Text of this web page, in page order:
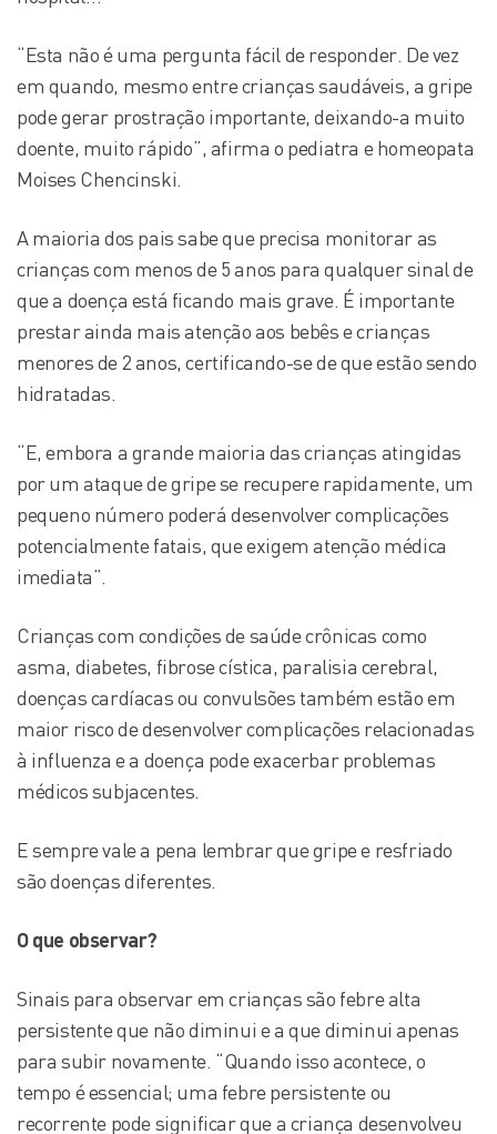
“Esta não é uma pergunta fácil de responder. De vez
em quando, mesmo entre crianças saudáveis, a gripe
pode gerar prostração importante, deixando-a muito
doente, muito rápido”, afirma o pediatra e homeopata
Moises Chencinski.
A maioria dos pais sabe que precisa monitorar as
crianças com menos de 5 anos para qualquer sinal de
que a doença está ficando mais grave. É importante
prestar ainda mais atenção aos bebês e crianças
menores de 2 anos, certificando-se de que estão sendo
hidratadas.
“E, embora a grande maioria das crianças atingidas
por um ataque de gripe se recupere rapidamente, um
pequeno número poderá desenvolver complicações
potencialmente fatais, que exigem atenção médica
imediata”.
Crianças com condições de saúde crônicas como
asma, diabetes, fibrose cística, paralisia cerebral,
doenças cardíacas ou convulsões também estão em
maior risco de desenvolver complicações relacionadas
à influenza e a doença pode exacerbar problemas
médicos subjacentes.
E sempre vale a pena lembrar que gripe e resfriado
são doenças diferentes.
O que observar?
Sinais para observar em crianças são febre alta
persistente que não diminui e a que diminui apenas
para subir novamente. “Quando isso acontece, o
tempo é essencial; uma febre persistente ou
recorrente pode significar que a criança desenvolveu